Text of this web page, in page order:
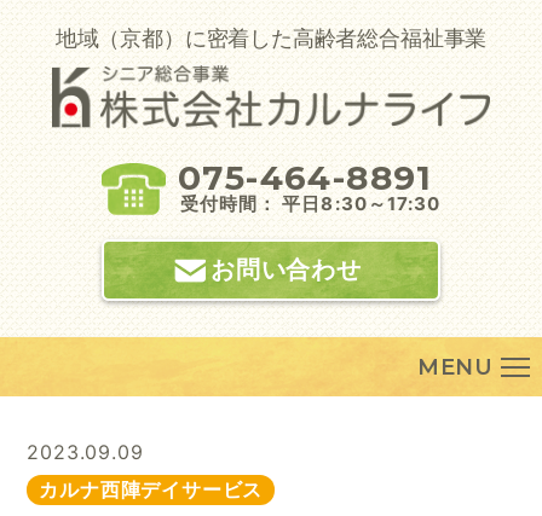
Skip
to
content
地域（京都）に密着した高齢者総合福祉事業
075-464-8891
受付時間： 平日8:30～17:30
お問い合わせ
MENU
2023.09.09
カルナ西陣デイサービス